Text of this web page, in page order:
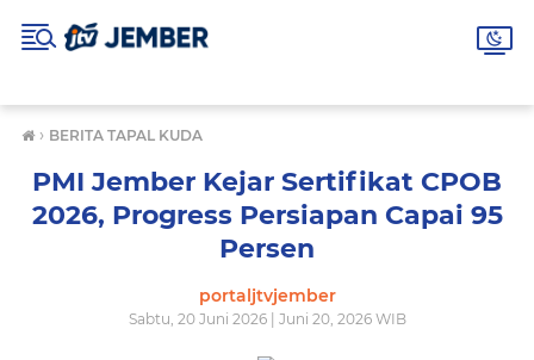
› BERITA TAPAL KUDA
PMI Jember Kejar Sertifikat CPOB
2026, Progress Persiapan Capai 95
Persen
portaljtvjember
Sabtu, 20 Juni 2026 | Juni 20, 2026 WIB